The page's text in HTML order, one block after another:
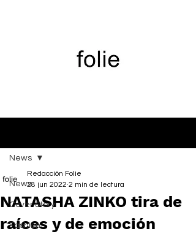
News
Cover Story
Fashion
News
NATASHA ZINKO tira de
raíces y de emoción
Redacción Folie
28 jun 2022 2 min de lectura